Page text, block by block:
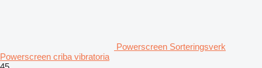
Powerscreen Sorteringsverk
Powerscreen criba vibratoria